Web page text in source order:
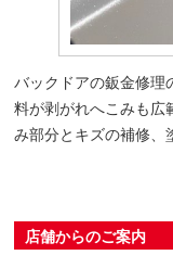
バックドアの鈑金修理
料が剥がれへこみも広
み部分とキズの補修、
店舗からのご案内